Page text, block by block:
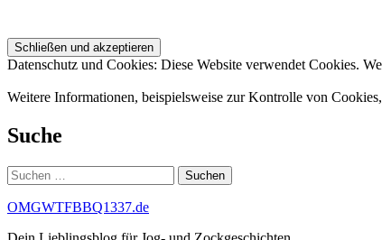
Datenschutz und Cookies: Diese Website verwendet Cookies.
Weitere Informationen, beispielsweise zur Kontrolle von
Suche
Suchen
nach:
OMGWTFBBQ1337.de